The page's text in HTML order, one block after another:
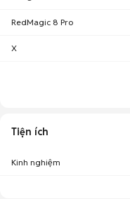
RedMagic 8 Pro
X
Tiện ích
Kinh nghiệm